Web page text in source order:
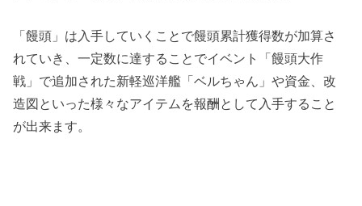
「饅頭」は入手していくことで饅頭累計獲得数が加算さ
れていき、一定数に達することでイベント「饅頭大作
戦」で追加された新軽巡洋艦「ベルちゃん」や資金、改
造図といった様々なアイテムを報酬として入手すること
が出来ます。